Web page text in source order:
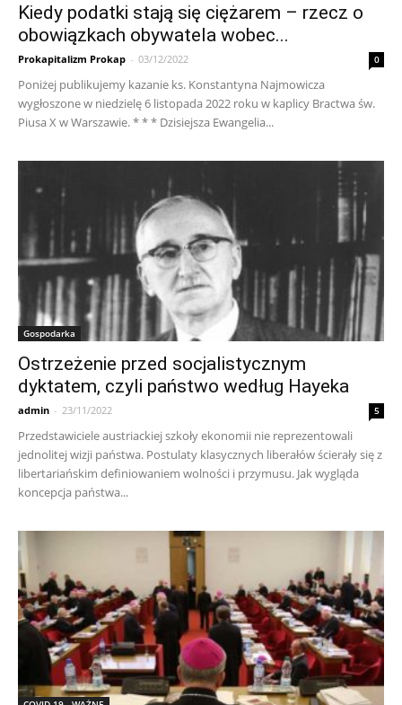
Kiedy podatki stają się ciężarem – rzecz o
obowiązkach obywatela wobec...
Prokapitalizm Prokap - 03/12/2022 0
Poniżej publikujemy kazanie ks. Konstantyna Najmowicza
wygłoszone w niedzielę 6 listopada 2022 roku w kaplicy Bractwa św.
Piusa X w Warszawie. * * * Dzisiejsza Ewangelia...
Gospodarka
Ostrzeżenie przed socjalistycznym
dyktatem, czyli państwo według Hayeka
admin - 23/11/2022 5
Przedstawiciele austriackiej szkoły ekonomii nie reprezentowali
jednolitej wizji państwa. Postulaty klasycznych liberałów ścierały się z
libertariańskim definiowaniem wolności i przymusu. Jak wygląda
koncepcja państwa...